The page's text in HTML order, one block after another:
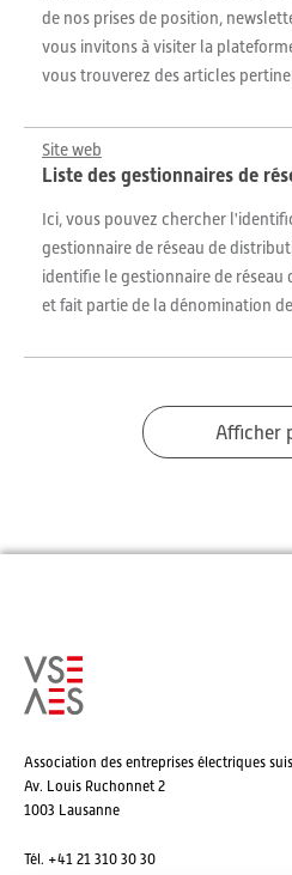
de nos prises de position,
vous invitons à visiter la
vous trouverez des articles
Site web
Liste des gestionnaires de
Ici, vous pouvez chercher
gestionnaire de réseau de
identifie le gestionnaire de réseau
et fait partie de la dénomination
Afficher
Association des entreprises électriques
Av. Louis Ruchonnet 2
1003 Lausanne
Tél. +41 21 310 30 30